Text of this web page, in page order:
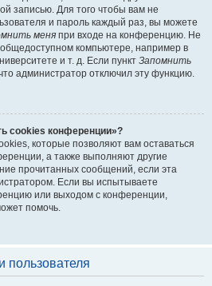
записью. Для того чтобы вам не
и пароль каждый раз, вы можете
меня при входе на конференцию. Не
компьютере, например в
и т. д. Если пункт Запомнить
что администратор отключил эту функцию.
cookies конференции»?
которые позволяют вам оставаться
а также выполняют другие
прочитанных сообщений, если эта
Если вы испытываете
или выходом с конференции,
помочь.
пользователя